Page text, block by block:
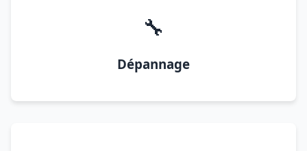
🔧
Dépannage